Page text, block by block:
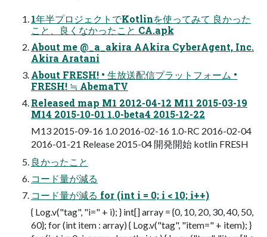
1年半プロジェクトでKotlinを使ってみて 良かった
こと、良くなかったこと CA.apk
About me @_a_akira AAkira CyberAgent, Inc.
Akira Aratani
About FRESH! • 生放送配信プラットフォーム •
FRESH! ≒ AbemaTV
Released map M1 2012-04-12 M11 2015-03-19
M14 2015-10-01 1.0-beta4 2015-12-22
M13 2015-09-16 1.0 2016-02-16 1.0-RC 2016-02-04
2016-01-21 Release 2015-04 開発開始 kotlin FRESH
良かったこと
コード量が減る
コード量が減る for (int i = 0; i < 10; i++)
{ Log.v("tag", "i=" + i); } int[] array = {0, 10, 20, 30, 40, 50,
60}; for (int item : array) { Log.v("tag", "item=" + item); }